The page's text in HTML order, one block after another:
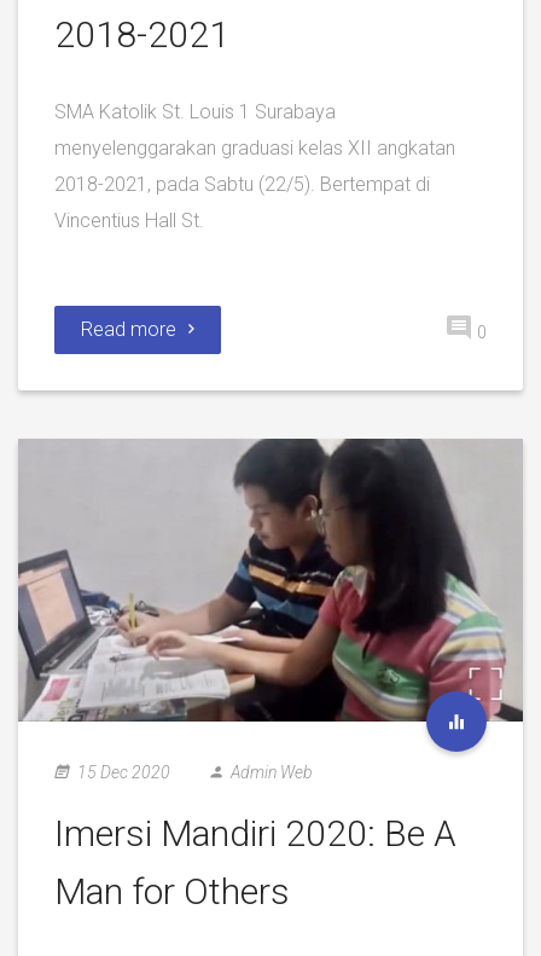
2018-2021
SMA Katolik St. Louis 1 Surabaya
menyelenggarakan graduasi kelas XII angkatan
2018-2021, pada Sabtu (22/5). Bertempat di
Vincentius Hall St.
Read more 0
15 Dec 2020 Admin Web
Imersi Mandiri 2020: Be A
Man for Others